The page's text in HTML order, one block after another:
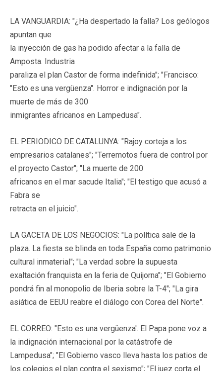
LA VANGUARDIA: "¿Ha despertado la falla? Los geólogos
apuntan que
la inyección de gas ha podido afectar a la falla de
Amposta. Industria
paraliza el plan Castor de forma indefinida"; "Francisco:
"Esto es una vergüenza". Horror e indignación por la
muerte de más de 300
inmigrantes africanos en Lampedusa".
EL PERIODICO DE CATALUNYA: "Rajoy corteja a los
empresarios catalanes"; "Terremotos fuera de control por
el proyecto Castor"; "La muerte de 200
africanos en el mar sacude Italia"; "El testigo que acusó a
Fabra se
retracta en el juicio".
LA GACETA DE LOS NEGOCIOS: "La política sale de la
plaza. La fiesta se blinda en toda España como patrimonio
cultural inmaterial"; "La verdad sobre la supuesta
exaltación franquista en la feria de Quijorna"; "El Gobierno
pondrá fin al monopolio de Iberia sobre la T-4"; "La gira
asiática de EEUU reabre el diálogo con Corea del Norte".
EL CORREO: "Esto es una vergüenza'. El Papa pone voz a
la indignación internacional por la catástrofe de
Lampedusa"; "El Gobierno vasco lleva hasta los patios de
los colegios el plan contra el sexismo"; "El juez corta el